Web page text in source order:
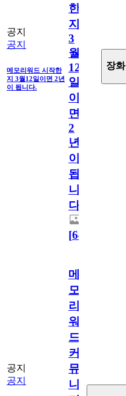
공지
공지
메모리워드 시작한
지 3월12일이면 2년
이 됩니다.
한
지
3
월
12
일
이
면
2
년
이
됩
니
다.
[64
장화
공지
공지
메
모
리
워
드
커
뮤
니